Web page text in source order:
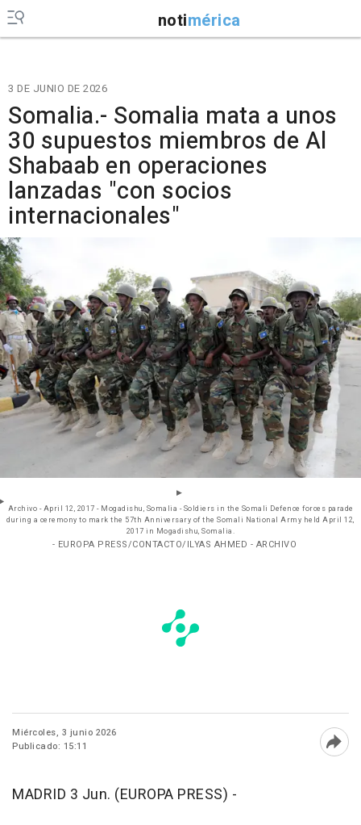
notimérica
3 DE JUNIO DE 2026
Somalia.- Somalia mata a unos
30 supuestos miembros de Al
Shabaab en operaciones
lanzadas "con socios
internacionales"
Archivo - April 12, 2017 - Mogadishu, Somalia - Soldiers in the Somali Defence forces parade
during a ceremony to mark the 57th Anniversary of the Somali National Army held April 12,
2017 in Mogadishu, Somalia.
- EUROPA PRESS/CONTACTO/ILYAS AHMED - ARCHIVO
Miércoles, 3 junio 2026
Publicado: 15:11
MADRID 3 Jun. (EUROPA PRESS) -